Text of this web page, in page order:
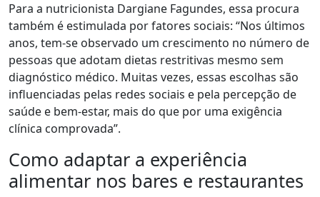
Para a nutricionista Dargiane Fagundes, essa procura
também é estimulada por fatores sociais: “Nos últimos
anos, tem-se observado um crescimento no número de
pessoas que adotam dietas restritivas mesmo sem
diagnóstico médico. Muitas vezes, essas escolhas são
influenciadas pelas redes sociais e pela percepção de
saúde e bem-estar, mais do que por uma exigência
clínica comprovada”.
Como adaptar a experiência
alimentar nos bares e restaurantes